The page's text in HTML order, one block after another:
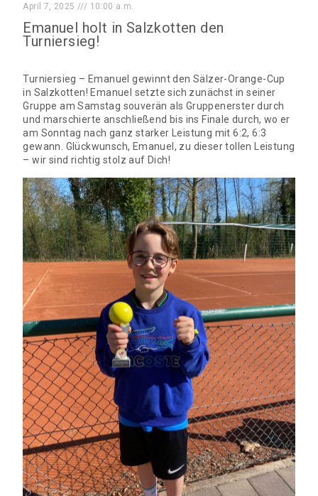
April 7, 2025 10:00 a.m.
Emanuel holt in Salzkotten den
Turniersieg!
Turniersieg – Emanuel gewinnt den Sälzer-Orange-Cup
in Salzkotten! Emanuel setzte sich zunächst in seiner
Gruppe am Samstag souverän als Gruppenerster durch
und marschierte anschließend bis ins Finale durch, wo er
am Sonntag nach ganz starker Leistung mit 6:2, 6:3
gewann. Glückwunsch, Emanuel, zu dieser tollen Leistung
– wir sind richtig stolz auf Dich!